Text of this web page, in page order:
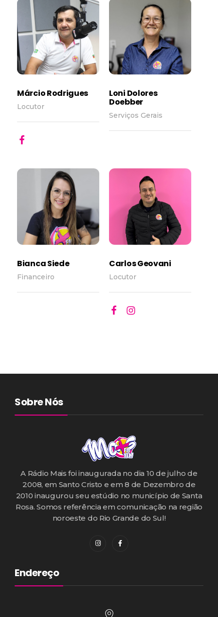
Márcio Rodrigues
Locutor
Loni Dolores
Doebber
Serviços Gerais
Bianca Siede
Financeiro
Carlos Geovani
Locutor
Sobre Nós
A Rádio Mais foi inaugurada no dia 10 de julho de
2008, em Santo Cristo e em 8 de Dezembro de
2010 inaugurou seu estúdio no município de Santa
Rosa. Somos referência em comunicação na região
noroeste do Rio Grande do Sul!
Endereço